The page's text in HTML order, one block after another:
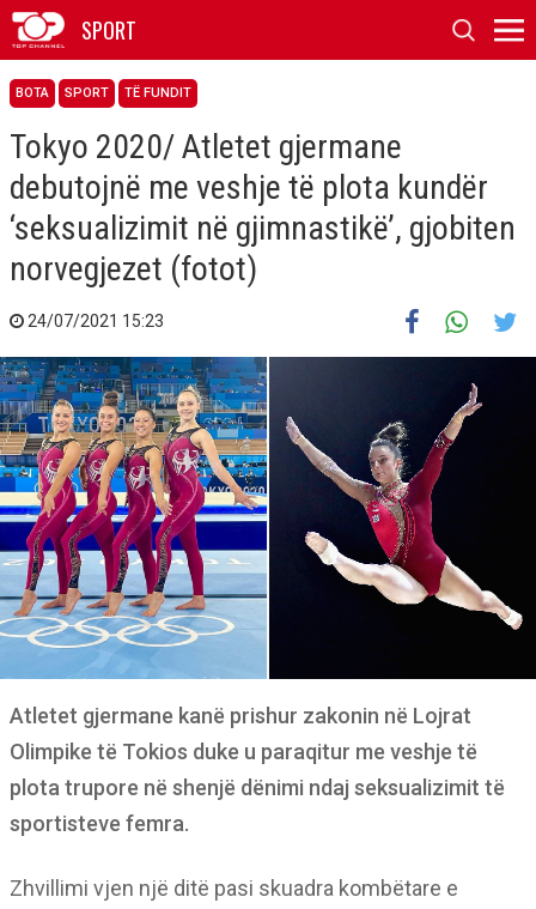
SPORT
BOTA SPORT TË FUNDIT
Tokyo 2020/ Atletet gjermane
debutojnë me veshje të plota kundër
‘seksualizimit në gjimnastikë’, gjobiten
norvegjezet (fotot)
24/07/2021 15:23
Atletet gjermane kanë prishur zakonin në Lojrat
Olimpike të Tokios duke u paraqitur me veshje të
plota trupore në shenjë dënimi ndaj seksualizimit të
sportisteve femra.
Zhvillimi vjen një ditë pasi skuadra kombëtare e